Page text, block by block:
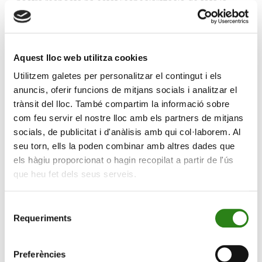
Aquest lloc web utilitza cookies
Utilitzem galetes per personalitzar el contingut i els
anuncis, oferir funcions de mitjans socials i analitzar el
trànsit del lloc. També compartim la informació sobre
com feu servir el nostre lloc amb els partners de mitjans
socials, de publicitat i d'anàlisis amb qui col·laborem. Al
seu torn, ells la poden combinar amb altres dades que
els hàgiu proporcionat o hagin recopilat a partir de l'ús
que heu fet dels seus serveis.
Requeriments
Preferències
nova oferta.
amb la competència que això comporta. Per tant,
moment vital de cada client és el que ens diferencia.
La transformació digital ha exigit també una
evolució de l’equip humà?
​Totalment. El perfil professional ha pivotat de les
operacions administratives cap a l’assessorament.
Les operacions simples ja són digitals; per tant, el valor
​A Creand, el nostre valor diferencial és el binomi
gestor
sinó d’entendre la fiscalitat i els mercats globals amb